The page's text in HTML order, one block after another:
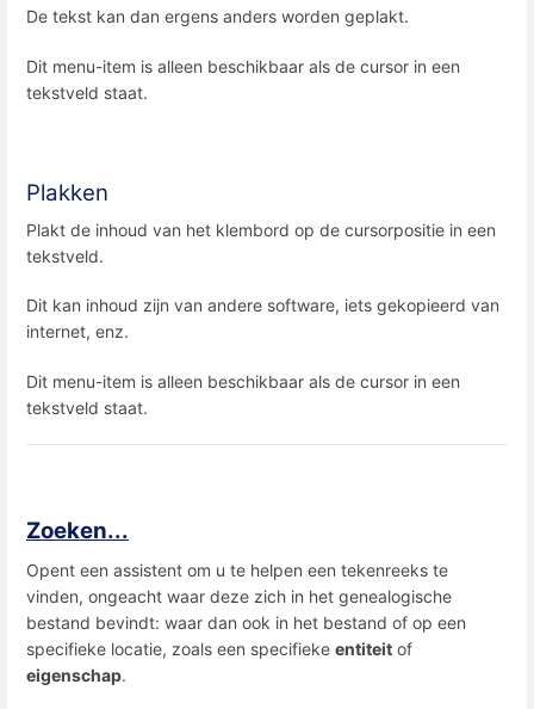
De tekst kan dan ergens anders worden geplakt.
Dit menu-item is alleen beschikbaar als de cursor in een
tekstveld staat.
Plakken
Plakt de inhoud van het klembord op de cursorpositie in een
tekstveld.
Dit kan inhoud zijn van andere software, iets gekopieerd van
internet, enz.
Dit menu-item is alleen beschikbaar als de cursor in een
tekstveld staat.
Zoeken...
Opent een assistent om u te helpen een tekenreeks te
vinden, ongeacht waar deze zich in het genealogische
bestand bevindt: waar dan ook in het bestand of op een
specifieke locatie, zoals een specifieke entiteit of
eigenschap.